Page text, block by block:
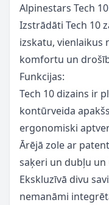
Alpinestars Tech
Izstrādāti Tech 10
izskatu, vienlaikus
komfortu un
Funkcijas:
Tech 10 dizains ir
kontūrveida
ergonomiski
Ārējā zole ar
saķeri un dubļu un
Ekskluzīvā divu
nemanāmi